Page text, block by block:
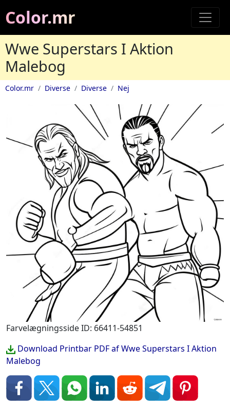
Color.mr
Wwe Superstars I Aktion
Malebog
Color.mr Diverse Diverse Nej
Farvelægningsside ID: 66411-54851
Download Printbar PDF af Wwe Superstars I Aktion
Malebog